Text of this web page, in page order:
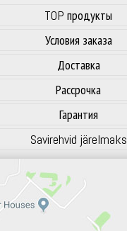
TOP продукты
Условия заказа
Доставка
Рассрочка
Гарантия
Savirehvid järelmaks